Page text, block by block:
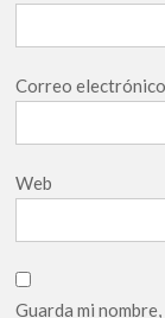
Correo electrónico
Web
Guarda mi